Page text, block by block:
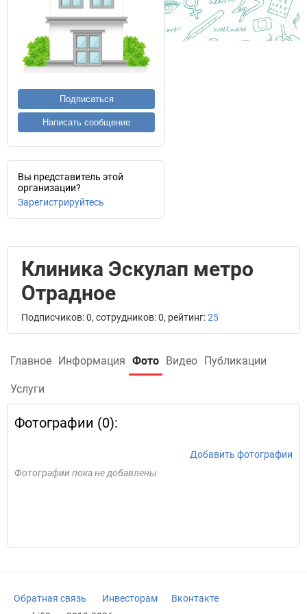
Подписаться
Написать сообщение
Вы представитель этой
организации?
Зарегистрируйтесь
Клиника Эскулап метро
Отрадное
Подписчиков: 0, сотрудников: 0, рейтинг:25
Главное Информация Фото Видео Публикации
Услуги
Фотографии (0):
Добавить фотографии
Фотографии пока не добавлены
Обратная связь Инвесторам
Вконтакте